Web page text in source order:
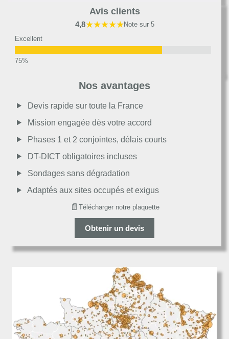
Avis clients
4,8★★★★★Note sur 5
Excellent
Moyen
Passable
Décevant
Nos avantages
Devis rapide sur toute la France
Mission engagée dès votre accord
Phases 1 et 2 conjointes, délais courts
DT-DICT obligatoires incluses
Sondages sans dégradation
Adaptés aux sites occupés et exigus
📄 Télécharger notre plaquette
Obtenir un devis